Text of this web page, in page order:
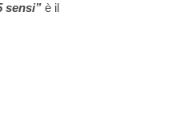
sensi” è il